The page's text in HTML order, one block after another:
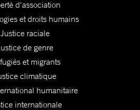
d'association
et droits humains
Justice raciale
de genre
et migrants
climatique
humanitaire
internationale